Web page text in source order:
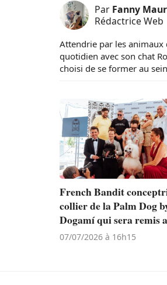
Par Fanny
Rédactrice Web
Attendrie par les animaux
quotidien avec son chat
choisi de se former au
French Bandit
collier de la Palm Dog
Dogamí qui sera remis
meilleur acteur canin
07/07/2026 à 16h15